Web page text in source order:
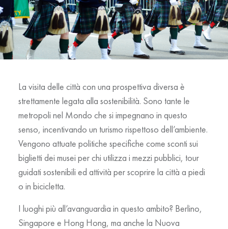
La visita delle città con una prospettiva diversa è
strettamente legata alla sostenibilità. Sono tante le
metropoli nel Mondo che si impegnano in questo
senso, incentivando un turismo rispettoso dell’ambiente.
Vengono attuate politiche specifiche come sconti sui
biglietti dei musei per chi utilizza i mezzi pubblici, tour
guidati sostenibili ed attività per scoprire la città a piedi
o in bicicletta.
I luoghi più all’avanguardia in questo ambito? Berlino,
Singapore e Hong Hong, ma anche la Nuova